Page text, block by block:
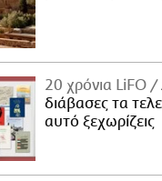
20 χρόνια LiFO
διάβασες τα
αυτό ξεχωρίζεις